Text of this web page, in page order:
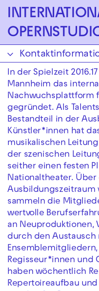
Zur Hauptnavigation
Zum Hauptinhalt
In der Spielzeit
Mannheim das
Nachwuchsplattform
gegründet. Als
Bestandteil in der
Künstler*innen hat
musikalischen
der szenischen
seither einen festen
Nationaltheater. Über
Ausbildungszeitraum
sammeln die
wertvolle
an Neuproduktionen,
durch den Austausch
Regisseur*innen und
haben wöchentlich
Repertoireaufbau